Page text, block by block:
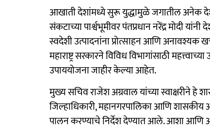
आखाती देशांमध्ये सुरू युद्धामुळे जगातील अनेक
संकटाच्या पार्श्वभूमीवर पंतप्रधान नरेंद्र मोदी
स्वदेशी उत्पादनांना प्रोत्साहन आणि
महाराष्ट्र सरकारने विविध विभागांसाठी
उपाययोजना जाहीर केल्या आहेत.
मुख्य सचिव राजेश अग्रवाल यांच्या स्वाक्षरीने हे
जिल्हाधिकारी, महानगरपालिका आणि शासकीय
पालन करण्याचे निर्देश देण्यात आले. आशा आणि